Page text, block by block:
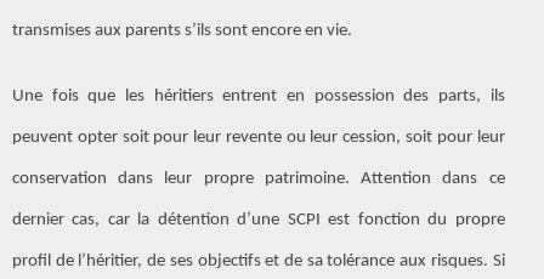
transmises aux parents s’ils sont encore en vie.
Une fois que les héritiers entrent en possession des parts, ils
peuvent opter soit pour leur revente ou leur cession, soit pour leur
conservation dans leur propre patrimoine. Attention dans ce
dernier cas, car la détention d’une SCPI est fonction du propre
profil de l’héritier, de ses objectifs et de sa tolérance aux risques. Si